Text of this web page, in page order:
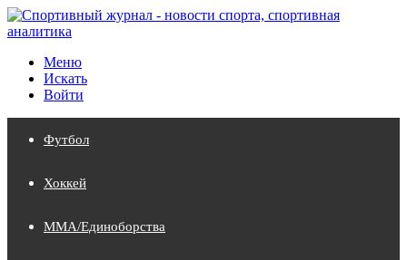
Меню
Искать
Войти
Футбол
Хоккей
MMA/Единоборства